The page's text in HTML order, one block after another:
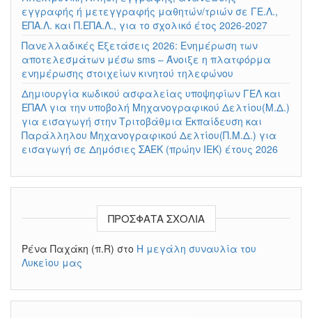
εγγραφής ή μετεγγραφής μαθητών/τριών σε ΓΕ.Λ.,
ΕΠΑ.Λ. και Π.ΕΠΑ.Λ., για το σχολικό έτος 2026-2027
Πανελλαδικές Εξετάσεις 2026: Ενημέρωση των
αποτελεσμάτων μέσω sms – Άνοιξε η πλατφόρμα
ενημέρωσης στοιχείων κινητού τηλεφώνου
Δημιουργία κωδικού ασφαλείας υποψηφίων ΓΕΛ και
ΕΠΑΛ για την υποβολή Μηχανογραφικού Δελτίου(Μ.Δ.)
για εισαγωγή στην Τριτοβάθμια Εκπαίδευση και
Παράλληλου Μηχανογραφικού Δελτίου(Π.Μ.Δ.) για
εισαγωγή σε Δημόσιες ΣΑΕΚ (πρώην ΙΕΚ) έτους 2026
ΠΡΌΣΦΑΤΑ ΣΧΌΛΙΑ
Ρένα Παχάκη (π.R) στο Η μεγάλη συναυλία του
Λυκείου μας